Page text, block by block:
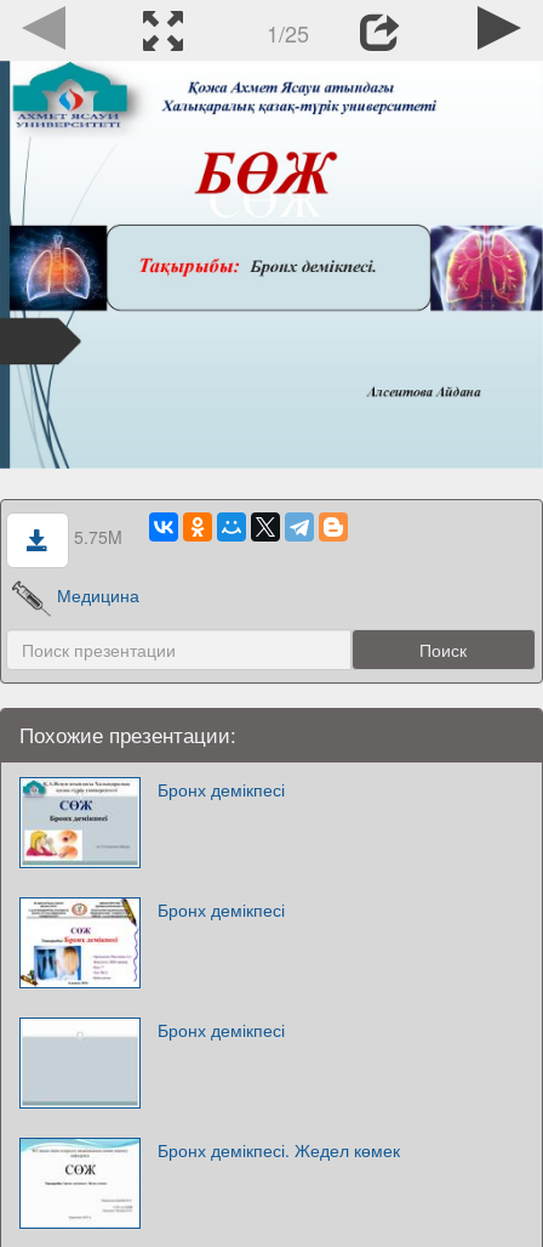
1/25
5.75M
Медицина
Похожие презентации:
Бронх демікпесі
Бронх демікпесі
Бронх демікпесі
Бронх демікпесі. Жедел көмек